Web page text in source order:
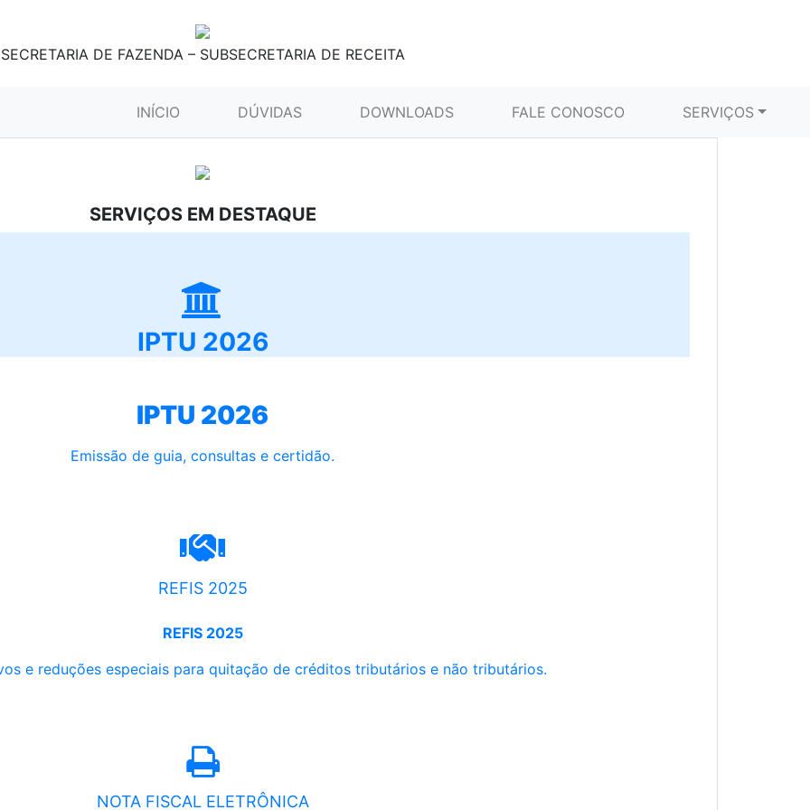
SECRETARIA DE FAZENDA – SUBSECRETARIA DE RECEITA
INÍCIO (CURRENT)DÚVIDAS DOWNLOADS FALE CONOSCO SERVIÇOS
SERVIÇOS EM DESTAQUE
IPTU 2026
IPTU 2026
Emissão de guia, consultas e certidão.
REFIS 2025
REFIS 2025
e reduções especiais para quitação de créditos tributários e não tributários.
NOTA FISCAL ELETRÔNICA